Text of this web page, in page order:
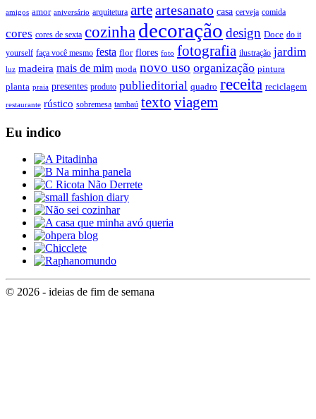
amigos amor aniversário arquitetura arteartesanato casa cerveja comida
cores cores de sexta cozinha decoração design Doce do it
yourself faça você mesmo festa flor flores foto fotografia ilustração jardim
luz madeira mais de mim moda novo uso organização pintura
planta praia presentes produto publieditorial quadro receita reciclagem
restaurante rústico sobremesa tambaú texto viagem
Eu indico
© 2026 - ideias de fim de semana